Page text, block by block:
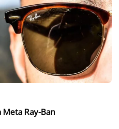
Ray-Ban